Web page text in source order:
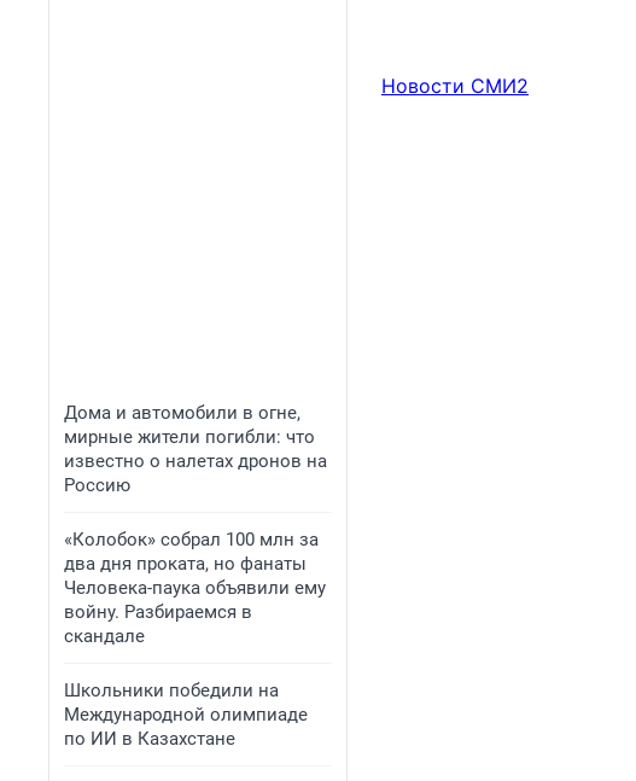
Дома и автомобили в огне,
мирные жители погибли: что
известно о налетах дронов на
Россию
«Колобок» собрал 100 млн за
два дня проката, но фанаты
Человека-паука объявили ему
войну. Разбираемся в
скандале
Школьники победили на
Международной олимпиаде
по ИИ в Казахстане
Новости СМИ2